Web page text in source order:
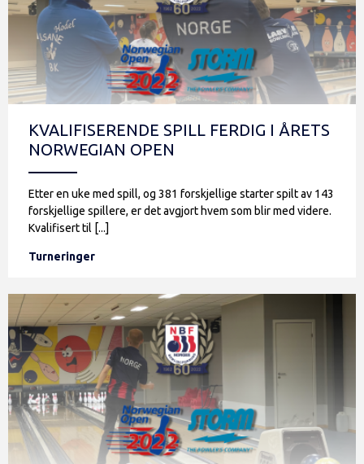
Turneringer
KVALIFISERENDE SPILL FERDIG I ÅRETS
NORWEGIAN OPEN
Etter en uke med spill, og 381 forskjellige starter spilt av 143
forskjellige spillere, er det avgjort hvem som blir med videre.
Kvalifisert til [...]